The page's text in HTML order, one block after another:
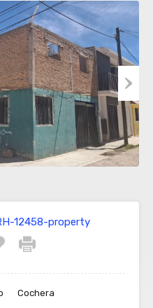
Next
12458-property
Cochera